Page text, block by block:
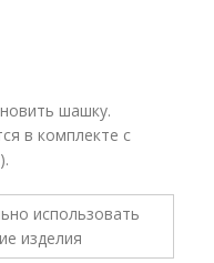
шашку.
в комплекте с